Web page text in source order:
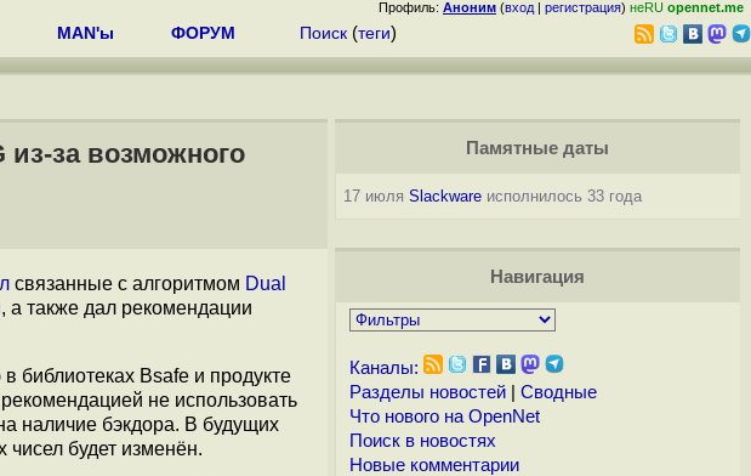
Профиль: Аноним (вход | регистрация) неRU opennet.me
MAN'ы ФОРУМ Поиск (теги)
из-за возможного
связанные с алгоритмом Dual
а также дал рекомендации
Bsafe и продукте
не использовать
наличие бэкдора. В будущих
будет изменён.
Памятные даты
17 июля Slackwareисполнилось 33 года
Навигация
Каналы:
Разделы новостей| Сводные
Что нового на OpenNet
Поиск в новостях
Новые комментарии